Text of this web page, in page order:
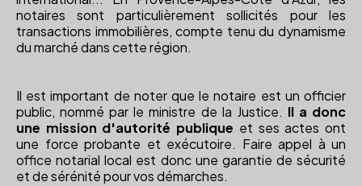
notaires sont particulièrement sollicités pour les
transactions immobilières, compte tenu du dynamisme
du marché dans cette région.
Il est important de noter que le notaire est un officier
public, nommé par le ministre de la Justice. Il a donc
une mission d'autorité publique et ses actes ont
une force probante et exécutoire. Faire appel à un
office notarial local est donc une garantie de sécurité
et de sérénité pour vos démarches.